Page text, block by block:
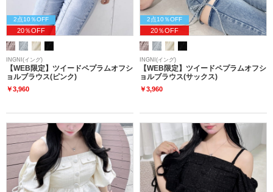
2点10％OFF
20％OFF
INGNI(イング)
【WEB限定】ツイードペプラムオフシ
ョルブラウス(ピンク)
￥3,960
2点10％OFF
20％OFF
INGNI(イング)
【WEB限定】ツイードペプラムオフシ
ョルブラウス(サックス)
￥3,960